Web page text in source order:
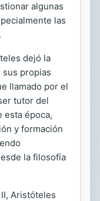
algunas
las
dejó la
sus propias
llamado por el
tutor del
esta época,
y formación
la filosofía
Aristóteles